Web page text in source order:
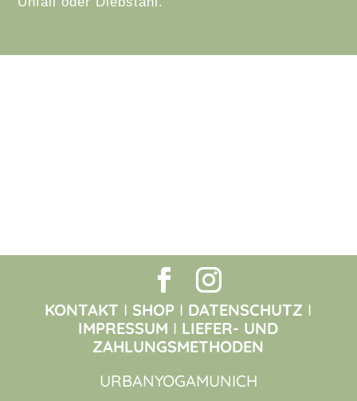
KONTAKT I SHOP I DATENSCHUTZ I
IMPRESSUM I LIEFER- UND
ZAHLUNGSMETHODEN
URBANYOGAMUNICH